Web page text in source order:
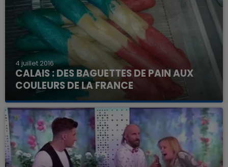
4 juillet 2016
CALAIS : DES BAGUETTES DE PAIN AUX
COULEURS DE LA FRANCE